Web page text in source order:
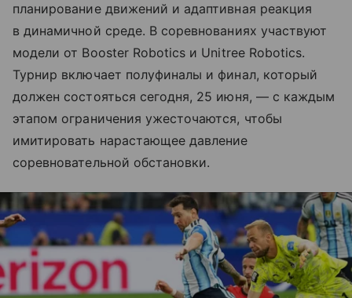
планирование движений и адаптивная реакция
в динамичной среде. В соревнованиях участвуют
модели от Booster Robotics и Unitree Robotics.
Турнир включает полуфиналы и финал, который
должен состояться сегодня, 25 июня, — с каждым
этапом ограничения ужесточаются, чтобы
имитировать нарастающее давление
соревновательной обстановки.